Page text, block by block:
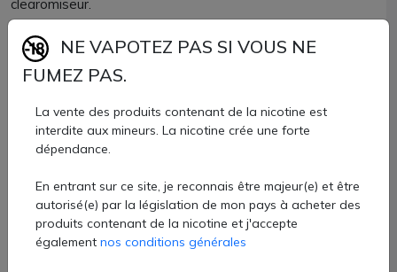
clearomiseur.
Composé de résine, le volume de vapeur sera idéalement
adapté à une vape DTL. Il est de format court.
atomiseurs reconstructibles accueillant un drip tip de
format 810, vous allez adorer son effet marbré !
Drip tip 810 Senor Drip vendu à l'unité chez AZVape avec
13 coloris.
3,20 €
NE VAPOTEZ PAS SI VOUS NE
FUMEZ PAS.
La vente des produits contenant de la nicotine est
interdite aux mineurs. La nicotine crée une forte
dépendance.
En entrant sur ce site, je reconnais être majeur(e) et être
autorisé(e) par la législation de mon pays à acheter des
produits contenant de la nicotine et j'accepte
également nos conditions générales